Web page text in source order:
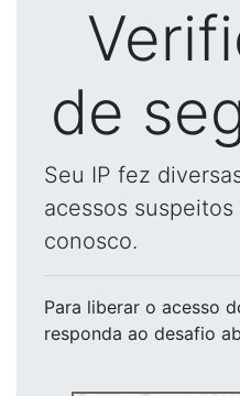
de
Seu IP fez
acessos
conosco.
Para liberar o acesso
responda ao desafio